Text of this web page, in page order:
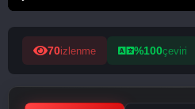
70izlenme %100çeviri